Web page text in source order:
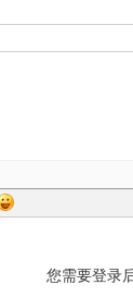
您需要登录